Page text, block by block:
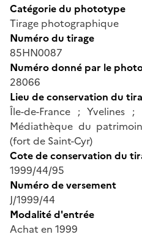
Catégorie du phototype
Tirage photographique
Numéro du tirage
85HN0087
Numéro donné par le
28066
Lieu de conservation du
Île-de-France ; Yvelines ;
Médiathèque du
(fort de Saint-Cyr)
Cote de conservation du
1999/44/95
Numéro de versement
J/1999/44
Modalité d'entrée
Achat en 1999